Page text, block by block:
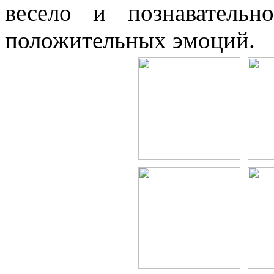
весело и
положительных эмоций.